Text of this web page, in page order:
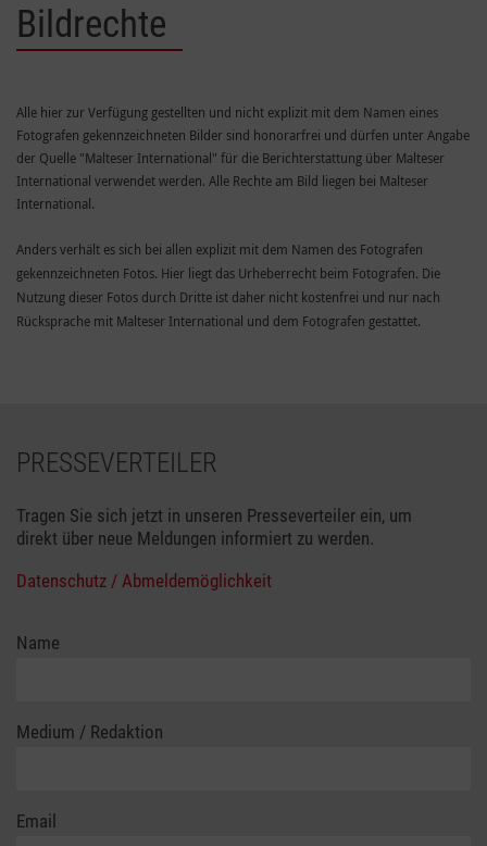
Bildrechte
Alle hier zur Verfügung gestellten und nicht explizit mit dem Namen eines
Fotografen gekennzeichneten Bilder sind honorarfrei und dürfen unter Angabe
der Quelle "Malteser International" für die Berichterstattung über Malteser
International verwendet werden. Alle Rechte am Bild liegen bei Malteser
International.
Anders verhält es sich bei allen explizit mit dem Namen des Fotografen
gekennzeichneten Fotos. Hier liegt das Urheberrecht beim Fotografen. Die
Nutzung dieser Fotos durch Dritte ist daher nicht kostenfrei und nur nach
Rücksprache mit Malteser International und dem Fotografen gestattet.
PRESSEVERTEILER
Tragen Sie sich jetzt in unseren Presseverteiler ein, um
direkt über neue Meldungen informiert zu werden.
Datenschutz / Abmeldemöglichkeit
Name
Medium / Redaktion
Email